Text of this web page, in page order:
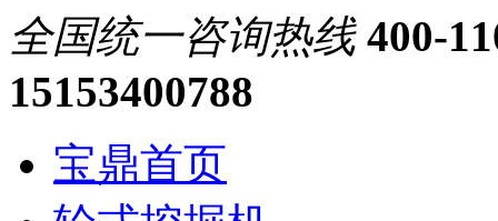
全国统一咨询热线 400-
15153400788
宝鼎首页